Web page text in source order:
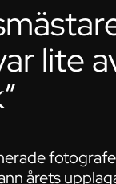
lite
årets